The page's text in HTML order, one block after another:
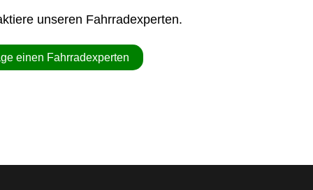
unseren Fahrradexperten.
einen Fahrradexperten